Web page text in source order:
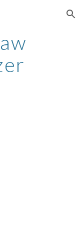
Skip to navigation